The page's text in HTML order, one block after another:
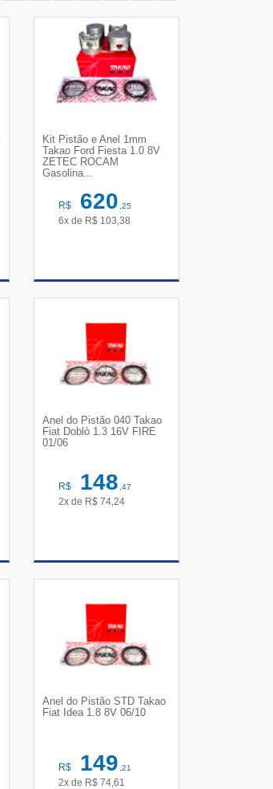
Kit Pistão e Anel 1mm
Takao Ford Fiesta 1.0 8V
ZETEC ROCAM
Gasolina...
R$ 620,25
6x de R$ 103,38
Anel do Pistão 040 Takao
Fiat Doblò 1.3 16V FIRE
01/06
R$ 148,47
2x de R$ 74,24
Anel do Pistão STD Takao
Fiat Idea 1.8 8V 06/10
R$ 149,21
2x de R$ 74,61